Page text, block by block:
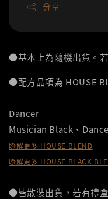
分享
●基本上為隨機出貨。
●配方品項為 HOUSE
Dancer
Musician Black、
瞭解更多 HOUSE BLEND
瞭解更多 HOUSE BLACK
●皆散裝出貨，若有禮